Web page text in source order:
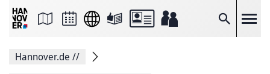
Suche
Seite
Facebook
Hannover.de //